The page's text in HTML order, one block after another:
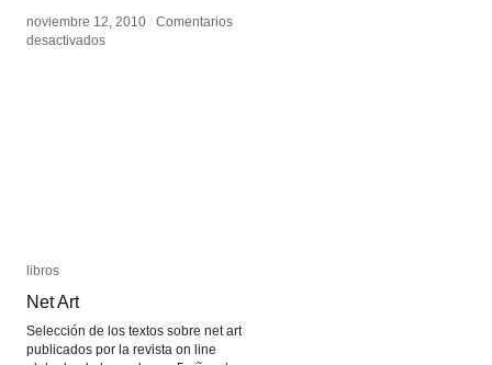
noviembre 12, 2010 / Comentarios
desactivadosen
noviembre 12, 2010 / Comentarios
desactivadosen
libros
Net Art
Selección de los textos sobre net art
publicados por la revista on line
libros
Net Art